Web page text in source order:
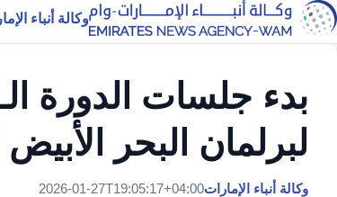
وكالة أنباء
لبرلمان البحر
وكالة أنباء الإمارات2026-01-27T19:05:17+04:00